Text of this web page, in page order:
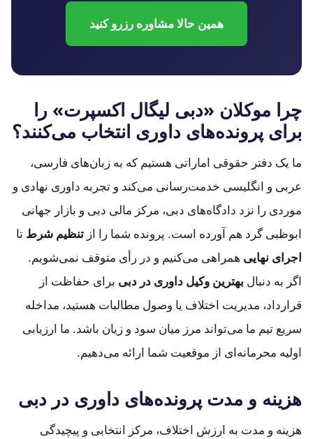
همین حالا مشاوره رزرو کنید
چرا موکلان «دبی لیگال اکسپرت» را
برای پرونده‌های داوری انتخاب می‌کنند؟
ما یک دفتر حقوقی اماراتی هستیم که به زبان‌های فارسی،
عربی و انگلیسی خدمت‌رسانی می‌کند و تجربه داوری نهادی و
موردی را نزد دادگاه‌های دبی، مرکز مالی دبی و بازار جهانی
ابوظبی گرد هم آورده است. پرونده شما را از تنظیم شرط تا
اجرای نهایی همراهی می‌کنیم و در رأی متوقف نمی‌شویم.
اگر به دنبال بهترین وکیل داوری در دبی برای حفاظت از
قرارداد، مدیریت اختلاف یا وصول مطالبات هستید، مداخله
سریع تیم ما می‌تواند مرز میان سود و زیان باشد. ما ارزیابی
اولیه محرمانه‌ای از موقعیت شما ارائه می‌دهیم.
هزینه و مدت پرونده‌های داوری در دبی
هزینه و مدت به ارزش اختلاف، مرکز انتخابی و پیچیدگی